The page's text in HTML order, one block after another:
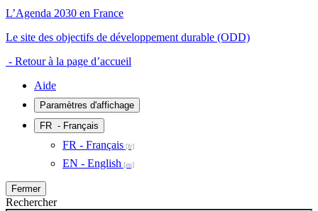
L’Agenda 2030 en France
Le site des objectifs de développement durable (ODD)
- Retour à la page d’accueil
Aide
Paramètres d'affichage
FR - Français
FR - Français
EN - English
Fermer
Rechercher